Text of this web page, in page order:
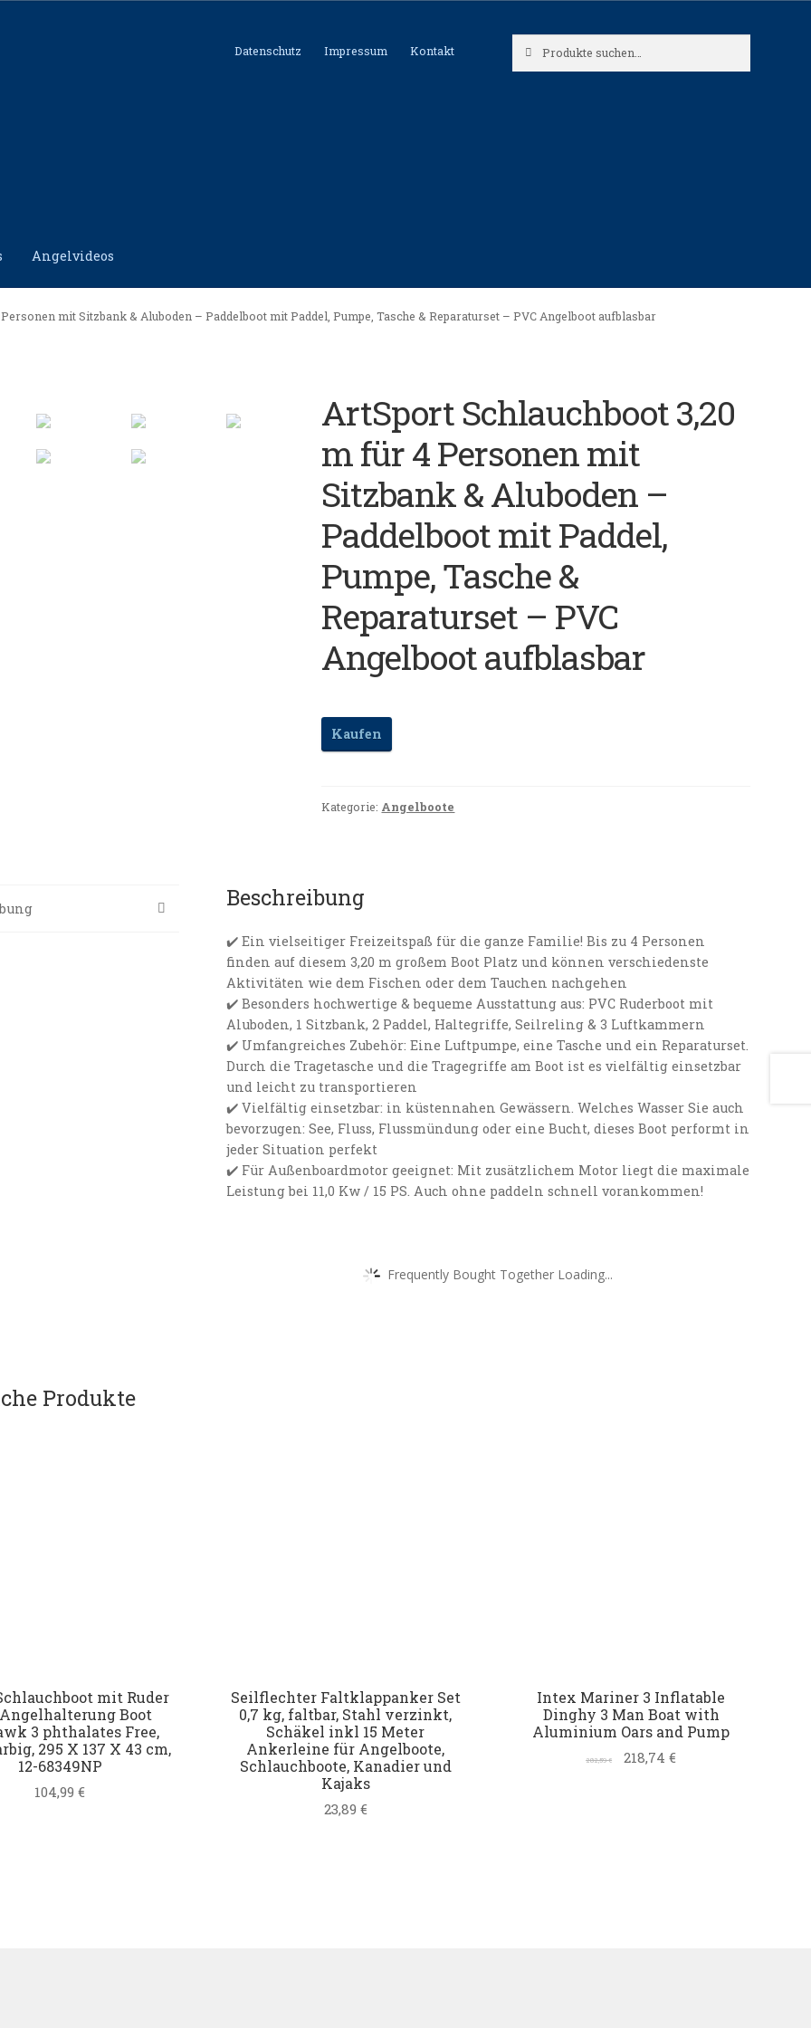
Datenschutz Impressum Kontakt
nach:
Angelvideos
Impressum Kontakt Shop
mit Sitzbank & Aluboden – Paddelboot mit Paddel, Pumpe, Tasche & Reparaturset – PVC Angelboot aufblasbar
ArtSport Schlauchboot 3,20
m für 4 Personen mit
Sitzbank & Aluboden –
Paddelboot mit Paddel,
Pumpe, Tasche &
Reparaturset – PVC
Angelboot aufblasbar
Kaufen
Kategorie: Angelboote
Beschreibung
✔️ Ein vielseitiger Freizeitspaß für die ganze Familie! Bis zu 4 Personen
finden auf diesem 3,20 m großem Boot Platz und können verschiedenste
Aktivitäten wie dem Fischen oder dem Tauchen nachgehen
✔️ Besonders hochwertige & bequeme Ausstattung aus: PVC Ruderboot mit
Aluboden, 1 Sitzbank, 2 Paddel, Haltegriffe, Seilreling & 3 Luftkammern
✔️ Umfangreiches Zubehör: Eine Luftpumpe, eine Tasche und ein Reparaturset.
Durch die Tragetasche und die Tragegriffe am Boot ist es vielfältig einsetzbar
und leicht zu transportieren
✔️ Vielfältig einsetzbar: in küstennahen Gewässern. Welches Wasser Sie auch
bevorzugen: See, Fluss, Flussmündung oder eine Bucht, dieses Boot performt in
jeder Situation perfekt
✔️ Für Außenboardmotor geeignet: Mit zusätzlichem Motor liegt die maximale
Leistung bei 11,0 Kw / 15 PS. Auch ohne paddeln schnell vorankommen!
Frequently Bought Together Loading...
Produkte
mit Ruder
Boot
3 phthalates Free,
295 X 137 X 43 cm,
12-68349NP
104,99€
Seilflechter Faltklappanker Set
0,7 kg, faltbar, Stahl verzinkt,
Schäkel inkl 15 Meter
Ankerleine für Angelboote,
Schlauchboote, Kanadier und
Kajaks
23,89 €
Intex Mariner 3 Inflatable
Dinghy 3 Man Boat with
Aluminium Oars and Pump
282,59€ 218,74€